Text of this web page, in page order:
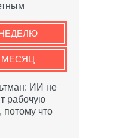
МЕСЯЦ
ИИ не
рабочую
потому что